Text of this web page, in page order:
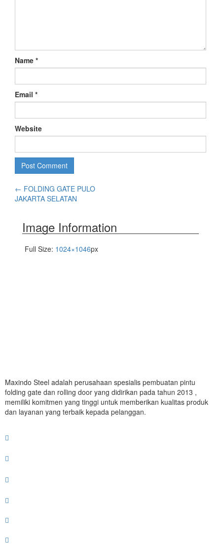
Name *
Email *
Website
← FOLDING GATE PULO
JAKARTA SELATAN
Image Information
Full Size: 1024×1046px
Maxindo Steel adalah perusahaan spesialis pembuatan pintu
folding gate dan rolling door yang didirikan pada tahun 2013 ,
memiliki komitmen yang tinggi untuk memberikan kualitas produk
dan layanan yang terbaik kepada pelanggan.